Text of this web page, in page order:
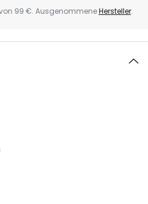
99 €. AusgenommeneHersteller.